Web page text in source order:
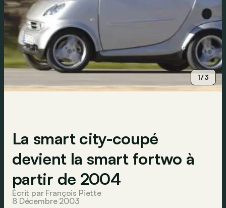
1/3
La smart city-coupé
devient la smart fortwo à
partir de 2004
Écrit par François Piette
8 Décembre 2003